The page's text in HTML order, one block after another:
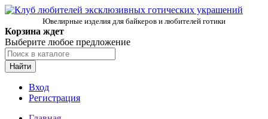
Ювелирные изделия для байкеров и любителей готики
Корзина ждет
Выберите любое предложение
Найти
Вход
Регистрация